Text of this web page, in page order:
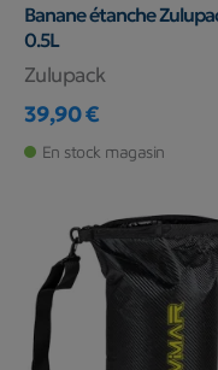
Banane étanche
0.5L
Zulupack
Prix
39,90 €
En stock magasin